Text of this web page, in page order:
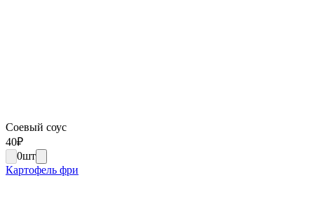
Соевый соус
40₽
0шт
Картофель фри